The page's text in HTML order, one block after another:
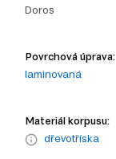
Doros
Povrchová úprava:
laminovaná
Materiál korpusu:
dřevotříska